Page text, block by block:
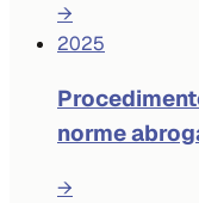
→
2025
norme
→